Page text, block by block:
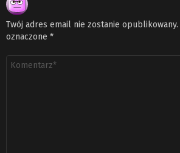
Twój adres email nie zostanie opublikowany.
oznaczone *